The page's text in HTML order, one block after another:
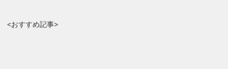
<おすすめ記事>